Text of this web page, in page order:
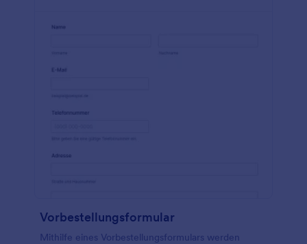
Vorbestellungsformular
Mithilfe eines Vorbestellungsformulars werden